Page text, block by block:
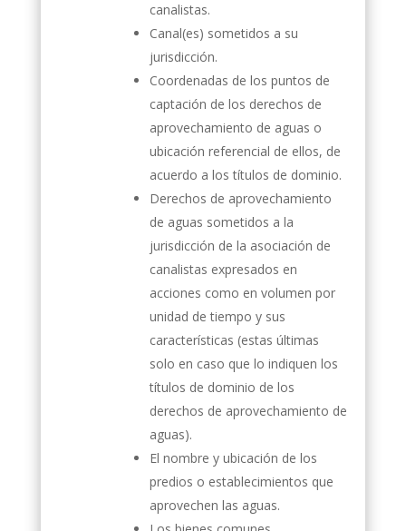
canalistas.
Canal(es) sometidos a su
jurisdicción.
Coordenadas de los puntos de
captación de los derechos de
aprovechamiento de aguas o
ubicación referencial de ellos, de
acuerdo a los títulos de dominio.
Derechos de aprovechamiento
de aguas sometidos a la
jurisdicción de la asociación de
canalistas expresados en
acciones como en volumen por
unidad de tiempo y sus
características (estas últimas
solo en caso que lo indiquen los
títulos de dominio de los
derechos de aprovechamiento de
aguas).
El nombre y ubicación de los
predios o establecimientos que
aprovechen las aguas.